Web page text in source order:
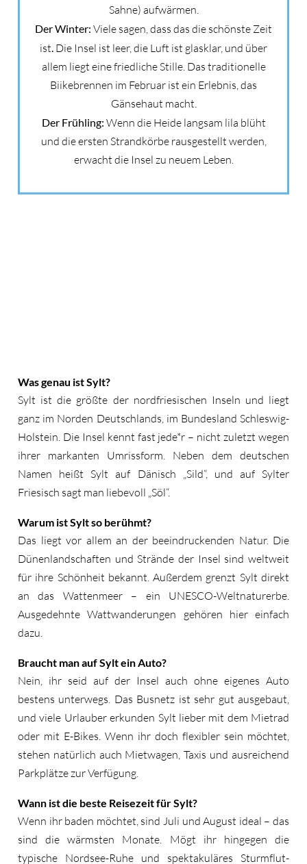
Sahne) aufwärmen.
Der Winter: Viele sagen, dass das die schönste Zeit
ist. Die Insel ist leer, die Luft ist glasklar, und über
allem liegt eine friedliche Stille. Das traditionelle
Biikebrennen im Februar ist ein Erlebnis, das
Gänsehaut macht.
Der Frühling: Wenn die Heide langsam lila blüht
und die ersten Strandkörbe rausgestellt werden,
erwacht die Insel zu neuem Leben.
Was genau ist Sylt?
Sylt ist die größte der nordfriesischen Inseln und liegt
ganz im Norden Deutschlands, im Bundesland Schleswig-
Holstein. Die Insel kennt fast jede*r – nicht zuletzt wegen
ihrer markanten Umrissform. Neben dem deutschen
Namen heißt Sylt auf Dänisch „Sild“, und auf Sylter
Friesisch sagt man liebevoll „Söl“.
Warum ist Sylt so berühmt?
Das liegt vor allem an der beeindruckenden Natur. Die
Dünenlandschaften und Strände der Insel sind weltweit
für ihre Schönheit bekannt. Außerdem grenzt Sylt direkt
an das Wattenmeer – ein UNESCO-Weltnaturerbe.
Ausgedehnte Wattwanderungen gehören hier einfach
dazu.
Braucht man auf Sylt ein Auto?
Nein, ihr seid auf der Insel auch ohne eigenes Auto
bestens unterwegs. Das Busnetz ist sehr gut ausgebaut,
und viele Urlauber erkunden Sylt lieber mit dem Mietrad
oder mit E-Bikes. Wenn ihr doch flexibler sein möchtet,
stehen natürlich auch Mietwagen, Taxis und ausreichend
Parkplätze zur Verfügung.
Wann ist die beste Reisezeit für Sylt?
Wenn ihr baden möchtet, sind Juli und August ideal – das
sind die wärmsten Monate. Mögt ihr hingegen die
typische Nordsee-Ruhe und spektakuläres Sturmflut-